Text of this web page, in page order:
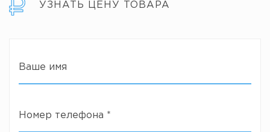
УЗНАТЬ ЦЕНУ ТОВАРА
Ваше имя
Номер телефона *